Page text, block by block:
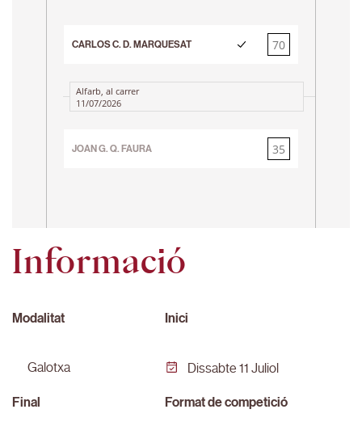
CARLOS C. D. MARQUESAT
70
35
JOAN G. Q. FAURA
35
70
Alfarb, al carrer
11/07/2026
Informació
Modalitat
galotxa
Inici
Dissabte 11 Juliol
Final Format de competició